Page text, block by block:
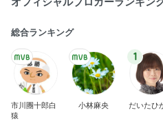
総合ランキング
市川團十郎白
猿
小林麻央
1
だいたひ